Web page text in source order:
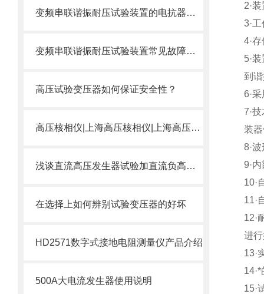
变频串联谐振耐压试验装置的电抗器该怎样选择？
变频串联谐振耐压试验装置常见故障排除方法
高压试验变压器如何保证安全性？
高压核相仪|上海高压核相仪|上海高压核相仪厂家
浅谈直流高压发生器试验加直流负高压的原因
在选择上如何辨别试验变压器的好坏
HD2571数字式接地电阻测量仪产品介绍
500A大电流发生器使用说明
2·
3·
4·
5·
到
6·
7·
装
8·
9·
10·
11·
12·
进
13·
14
15·